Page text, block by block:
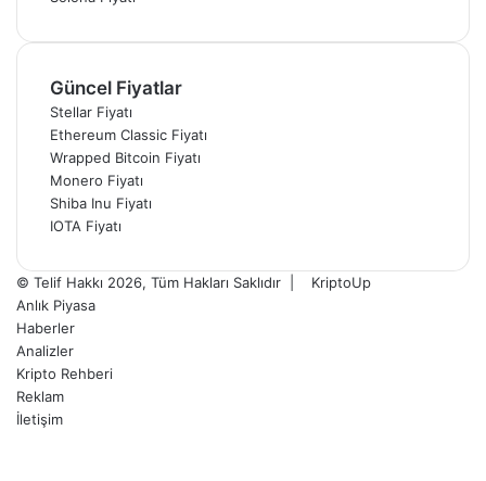
Güncel Fiyatlar
Stellar Fiyatı
Ethereum Classic Fiyatı
Wrapped Bitcoin Fiyatı
Monero Fiyatı
Shiba Inu Fiyatı
IOTA Fiyatı
© Telif Hakkı 2026, Tüm Hakları Saklıdır |
KriptoUp
Anlık Piyasa
Haberler
Analizler
Kripto Rehberi
Reklam
İletişim